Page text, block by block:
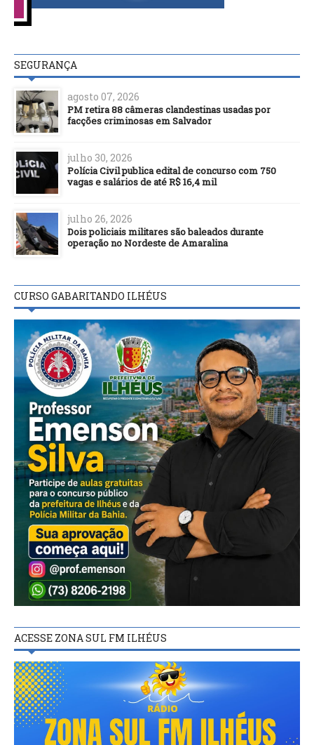
SEGURANÇA
agosto 07, 2026
PM retira 88 câmeras clandestinas usadas por
facções criminosas em Salvador
julho 30, 2026
Polícia Civil publica edital de concurso com 750
vagas e salários de até R$ 16,4 mil
julho 26, 2026
Dois policiais militares são baleados durante
operação no Nordeste de Amaralina
CURSO GABARITANDO ILHÉUS
ACESSE ZONA SUL FM ILHÉUS